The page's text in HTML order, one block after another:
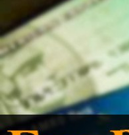
Generate
Credit
Card
from
BIN
Credit